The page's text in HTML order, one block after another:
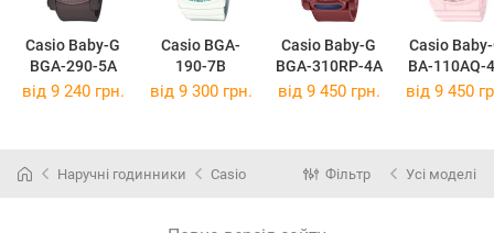
Casio Baby-G
BGA-290-5A
Casio BGA-
190-7B
Casio Baby-G
BGA-310RP-4A
Casio
BA-110AQ-
від 9 240 грн. від 9 300 грн. від 9 450 грн. від 9 450
Наручні годинники Casio Фільтр Усі моделі